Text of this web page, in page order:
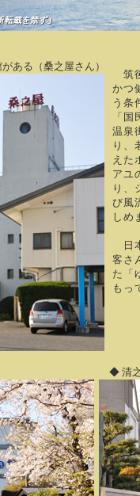
ある（桑之屋さん）
筑
かつ
う条
「
温泉
り、
えた
アユ
り、
び風
しめ
日
客さ
た「
もっ
◆ 清